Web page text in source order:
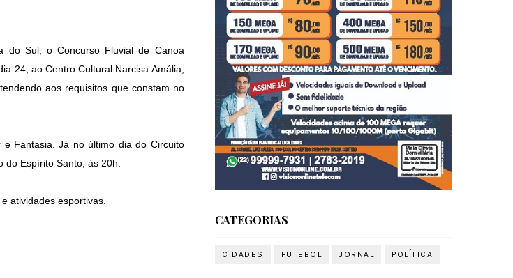
do Sul, o Concurso Fluvial de Canoa
24, ao Centro Cultural Narcisa Amália,
aos requisitos que constam no
Fantasia. Já no último dia do Circuito
Espírito Santo, às 20h.
atividades esportivas.
CATEGORIAS
CIDADES FUTEBOL JORNAL POLÍTICA